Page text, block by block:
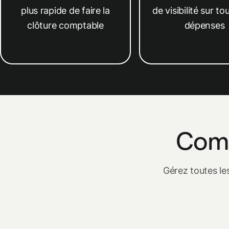
plus rapide de faire la
clôture comptable
de visibilité sur
dépenses
Gérez toutes